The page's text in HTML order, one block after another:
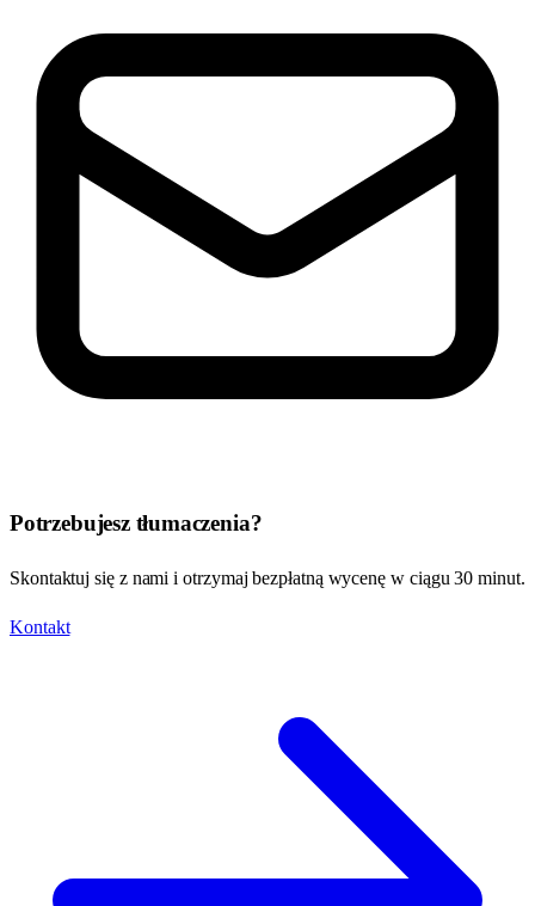
Potrzebujesz tłumaczenia?
Skontaktuj się z nami i otrzymaj bezpłatną wycenę w ciągu 30 minut.
Kontakt